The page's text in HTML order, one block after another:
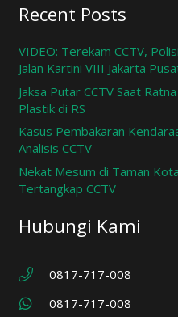
Recent Posts
VIDEO: Terekam CCTV,
Jalan Kartini VIII Jakarta
Jaksa Putar CCTV Saat
Plastik di RS
Kasus Pembakaran
Analisis CCTV
Nekat Mesum di Taman
Tertangkap CCTV
Hubungi Kami
0817-717-008
0817-717-008